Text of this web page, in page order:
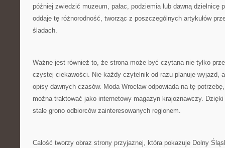
później zwiedzić muzeum, pałac, podziemia lub dawną dzielnicę
oddaje tę różnorodność, tworząc z poszczególnych artykułów
śladach.
Ważne jest również to, że strona może być czytana nie tylko
czystej ciekawości. Nie każdy czytelnik od razu planuje wyjazd,
opisy dawnych czasów. Moda Wrocław odpowiada na tę
można traktować jako internetowy magazyn krajoznawczy.
stałe grono odbiorców zainteresowanych regionem.
Całość tworzy obraz strony przyjaznej, która pokazuje Dolny